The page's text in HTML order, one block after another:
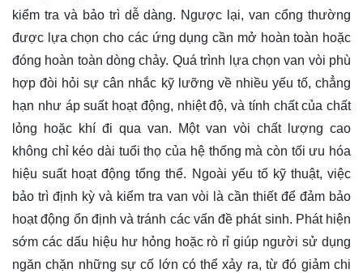
kiểm tra và bảo trì dễ dàng. Ngược lại, van cổng thường
được lựa chọn cho các ứng dụng cần mở hoàn toàn hoặc
đóng hoàn toàn dòng chảy. Quá trình lựa chọn van vòi phù
hợp đòi hỏi sự cân nhắc kỹ lưỡng về nhiều yếu tố, chẳng
hạn như áp suất hoạt động, nhiệt độ, và tính chất của chất
lỏng hoặc khí đi qua van. Một van vòi chất lượng cao
không chỉ kéo dài tuổi thọ của hệ thống mà còn tối ưu hóa
hiệu suất hoạt động tổng thể. Ngoài yếu tố kỹ thuật, việc
bảo trì định kỳ và kiểm tra van vòi là cần thiết để đảm bảo
hoạt động ổn định và tránh các vấn đề phát sinh. Phát hiện
sớm các dấu hiệu hư hỏng hoặc rò rỉ giúp người sử dụng
ngăn chặn những sự cố lớn có thể xảy ra, từ đó giảm chi